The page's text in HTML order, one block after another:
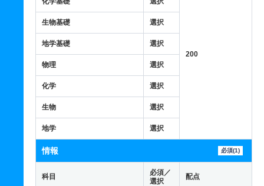
200
生物基礎 選択
地学基礎 選択
物理 選択
化学 選択
生物 選択
地学 選択
情報 必須(1)
科目
必須／
選択
配点